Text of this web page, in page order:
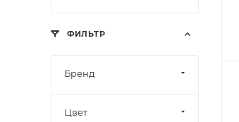
ФИЛЬТР
Бренд
Цвет